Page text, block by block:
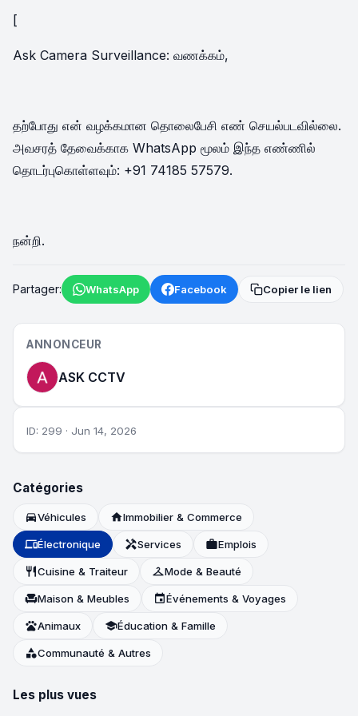
[
Ask Camera Surveillance: வணக்கம்,
தற்போது என் வழக்கமான தொலைபேசி எண் செயல்படவில்லை.
அவசரத் தேவைக்காக WhatsApp மூலம் இந்த எண்ணில்
தொடர்புகொள்ளவும்: +91 74185 57579.
நன்றி.
Partager: WhatsApp Facebook Copier le lien
ANNONCEUR
ASK CCTV
ID: 299 · Jun 14, 2026
Catégories
directions_carVéhicules homeImmobilier & Commerce
devicesÉlectronique handymanServices workEmplois
restaurantCuisine & Traiteur checkroomMode & Beauté
chairMaison & Meubles eventÉvénements & Voyages
petsAnimaux schoolÉducation & Famille
categoryCommunauté & Autres
Les plus vues